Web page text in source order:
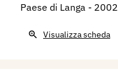
Paese di Langa - 2002
Visualizza scheda